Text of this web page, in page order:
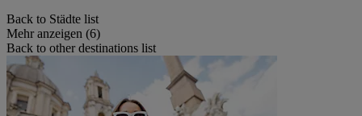
Back to Städte list
Mehr anzeigen (6)
Back to other destinations list